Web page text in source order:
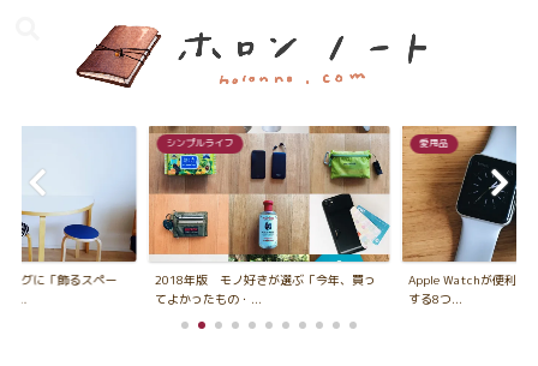
ングに「飾るスペー
シンプルライフ
2018年版 モノ好きが選ぶ「今年、買っ
てよかったもの・...
愛用品
Apple Watchが便利す
する8つ...